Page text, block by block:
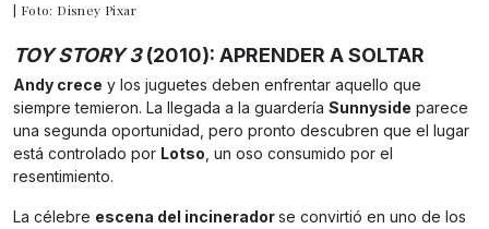
| Foto: Disney Pixar
TOY STORY 3(2010): APRENDER A SOLTAR
Andy crece y los juguetes deben enfrentar aquello que
siempre temieron. La llegada a la guardería Sunnyside parece
una segunda oportunidad, pero pronto descubren que el lugar
está controlado por Lotso , un oso consumido por el
resentimiento.
La célebre escena del incineradorse convirtió en uno de los